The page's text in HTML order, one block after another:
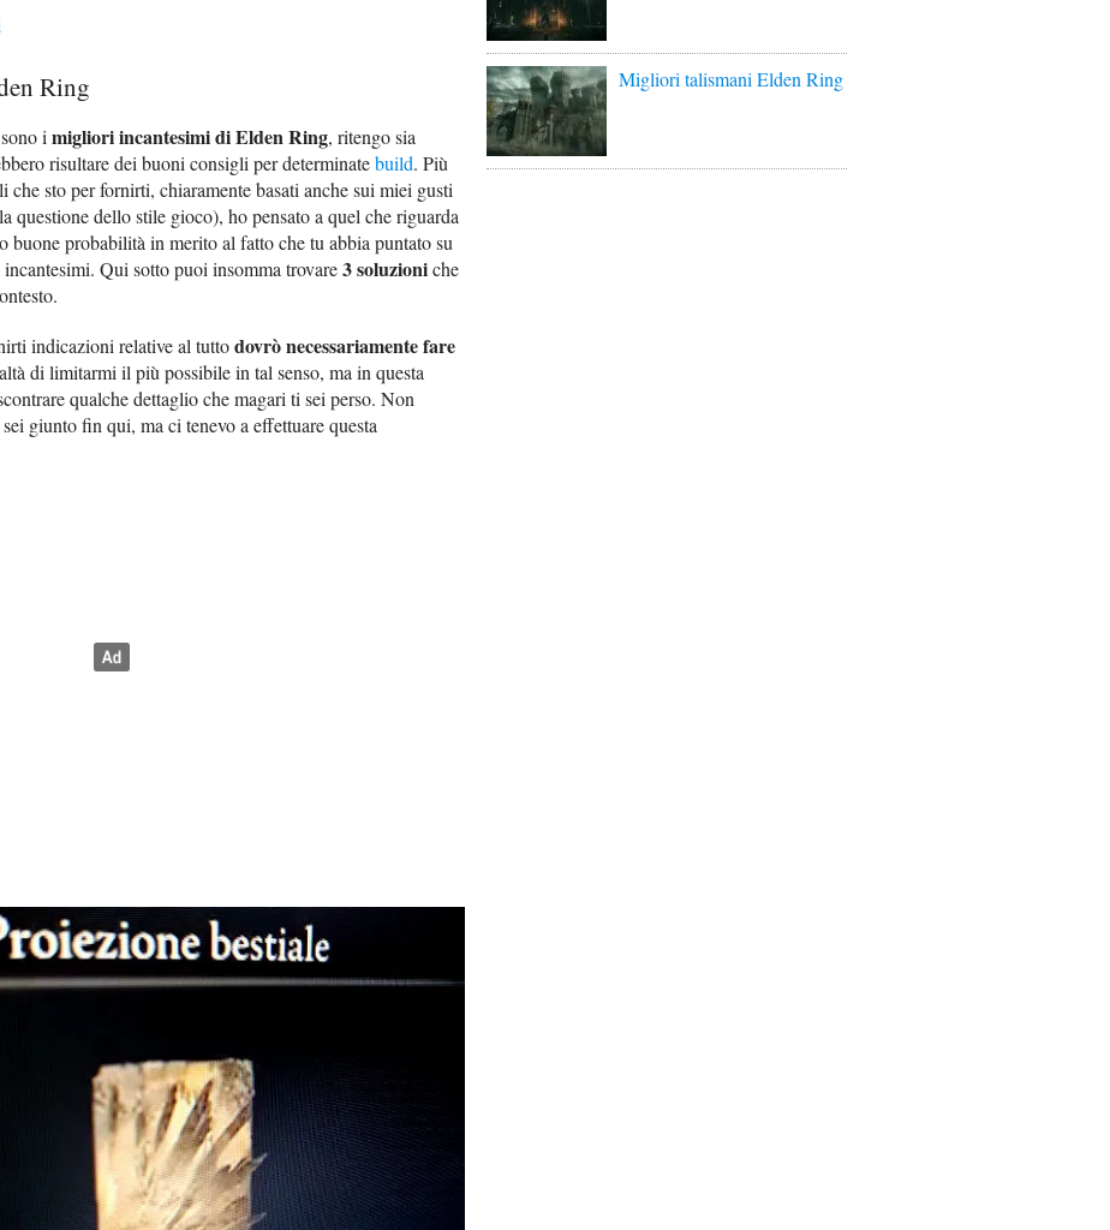
Ring
i migliori incantesimi di Elden Ring, ritengo sia
risultare dei buoni consigli per determinatebuild. Più
sto per fornirti, chiaramente basati anche sui miei gusti
questione dello stile gioco), ho pensato a quel che riguarda
buone probabilità in merito al fatto che tu abbia puntato su
Qui sotto puoi insomma trovare3 soluzioniche
indicazioni relative al tuttodovrò necessariamente fare
di limitarmi il più possibile in tal senso, ma in questa
qualche dettaglio che magari ti sei perso. Non
giunto fin qui, ma ci tenevo a effettuare questa
Migliori talismani Elden Ring